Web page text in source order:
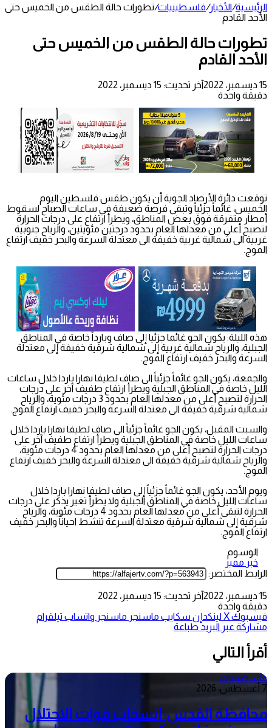
الرئيسية/الأخبار/فلسطينيات/تطورات حالة الطقس من الخميس حتى
الأحد القادم
تطورات حالة الطقس من الخميس حتى
الأحد القادم
15 ديسمبر، 2022
آخر تحديث: 15 ديسمبر، 2022
دقيقة واحدة
توقعت دائرة الأرصاد الجوية أن يكون طقس فلسطين اليوم
الخميس، غائماً جزئياً وتبقى فرصة ضعيفة في ساعات الصباح لسقوط
أمطار متفرقة فوق بعض المناطق، ويطرأ ارتفاع على درجات الحرارة
لتصبح أعلى من معدلها العام بحدود درجتين مئويتين، والرياح جنوبية
غربية الى شمالية غربية خفيفة الى معتدلة السرعة والبحر خفيف ارتفاع
الموج.
هذه الليلة: يكون الجو غائما جزئيا إلى صاف وبارداً خاصة في المناطق
الجبلية، والرياح شمالية غربية إلى شمالية شرقية خفيفة إلى معتدلة
السرعة والبحر خفيف ارتفاع الموج.
والجمعة، يكون الجو غائماً جزئياً الى صاف لطيفا نهارا باردا خلال ساعات
الليل خاصة في المناطق الجبلية ويطرأ ارتفاع طفيف آخر على درجات
الحرارة لتصبح أعلى من معدلها العام بحدود 3 درجات مئوية، والرياح
شمالية شرقية خفيفة الى معتدلة السرعة والبحر خفيف ارتفاع الموج.
والسبت المقبل، يكون الجو غائماً جزئياً الى صاف لطيفا نهارا باردا خلال
ساعات الليل خاصة في المناطق الجبلية ويطرأ ارتفاع طفيف آخر على
درجات الحرارة لتصبح أعلى من معدلها العام بحدود 4 درجات مئوية،
والرياح شمالية شرقية خفيفة الى معتدلة السرعة والبحر خفيف ارتفاع
الموج.
ويوم الأحد، يكون الجو غائماً جزئياً إلى صاف لطيفا نهارا باردا خلال
ساعات الليل خاصة في المناطق الجبلية ولا يطرأ تغير يذكر على درجات
الحرارة لتبقى أعلى من معدلها العام بحدود 4 درجات مئوية، والرياح
شرقية إلى شمالية شرقية معتدلة السرعة تنشط احياناً والبحر خفيف
ارتفاع الموج.
الوسوم
خبر مميز
الرابط المختصر:
15 ديسمبر، 2022
آخر تحديث: 15 ديسمبر، 2022
دقيقة واحدة
فيسبوك‫Xلينكدإن سكايب ماسنجر ماسنجر واتساب تيلقرام
مشاركة عبر البريد طباعة
أقرأ التالي
فلسطينيات
7 أغسطس، 2026
محافظة القدس: انسحاب قوات الاحتلال